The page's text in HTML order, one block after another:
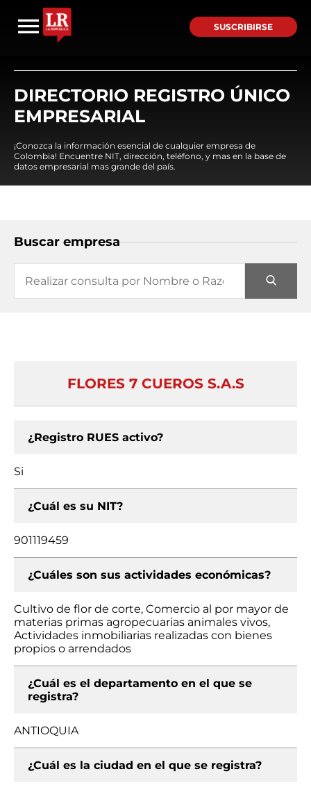
SUSCRIBIRSE
DIRECTORIO REGISTRO ÚNICO
EMPRESARIAL
¡Conozca la información esencial de cualquier empresa de
Colombia! Encuentre NIT, dirección, teléfono, y mas en la base de
datos empresarial mas grande del país.
Buscar empresa
FLORES 7 CUEROS S.A.S
¿Registro RUES activo?
Si
¿Cuál es su NIT?
901119459
¿Cuáles son sus actividades económicas?
Cultivo de flor de corte, Comercio al por mayor de
materias primas agropecuarias animales vivos,
Actividades inmobiliarias realizadas con bienes
propios o arrendados
¿Cuál es el departamento en el que se
registra?
ANTIOQUIA
¿Cuál es la ciudad en el que se registra?